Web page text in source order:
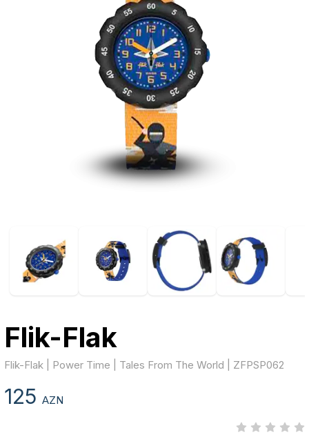
Flik-Flak
Flik-Flak | Power Time | Tales From The World | ZFPSP062
125AZN